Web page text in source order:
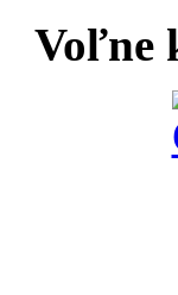
Voľne